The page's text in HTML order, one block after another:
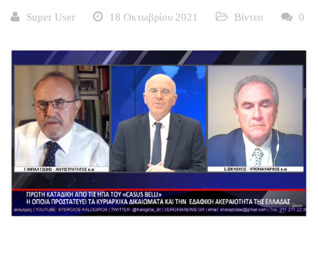
Super User 18 Οκτωβρίου 2021 Βίντεο 0